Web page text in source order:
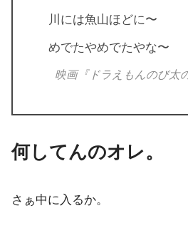
川には魚山ほどに〜
めでたやめでたやな〜
映画『ドラえもんのび太
何してんのオレ。
さぁ中に入るか。